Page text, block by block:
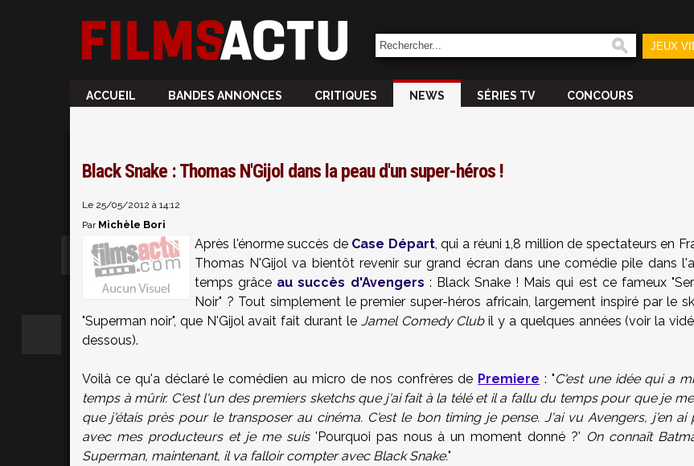
JEUX
ACCUEIL BANDES ANNONCES CRITIQUES NEWS SÉRIES TV CONCOURS
Black Snake : Thomas N'Gijol dans la peau d'un super-héros !
Le 25/05/2012 à 14:12
Par Michèle Bori
Après l'énorme succès de Case Départ, qui a réuni 1,8 million de spectateurs en
Thomas N'Gijol va bientôt revenir sur grand écran dans une comédie pile dans
temps grâce au succès d'Avengers : Black Snake ! Mais qui est ce fameux
Noir" ? Tout simplement le premier super-héros africain, largement inspiré par le
"Superman noir", que N'Gijol avait fait durant le Jamel Comedy Clubil y a quelques années (voir la
dessous).
Voilà ce qu'a déclaré le comédien au micro de nos confrères de Premiere : "C'est une idée qui a
temps à mûrir. C'est l'un des premiers sketchs que j'ai fait à la télé et il a fallu du temps pour que je
que j'étais près pour le transposer au cinéma. C'est le bon timing je pense. J'ai vu Avengers, j'en ai
avec mes producteurs et je me suis'Pourquoi pas nous à un moment donné ?' On connaît
Superman, maintenant, il va falloir compter avec Black Snake."